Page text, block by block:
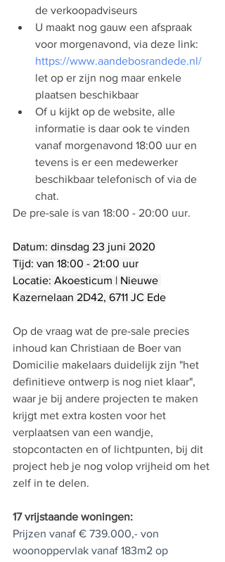
de verkoopadviseurs
U maakt nog gauw een afspraak
voor morgenavond, via deze link:
https://www.aandebosrandede.nl/
let op er zijn nog maar enkele
plaatsen beschikbaar
Of u kijkt op de website, alle
informatie is daar ook te vinden
vanaf morgenavond 18:00 uur en
tevens is er een medewerker
beschikbaar telefonisch of via de
chat.
De pre-sale is van 18:00 - 20:00 uur.
Datum: dinsdag 23 juni 2020
Tijd: van 18:00 - 21:00 uur
Locatie: Akoesticum | Nieuwe
Kazernelaan 2D42, 6711 JC Ede
Op de vraag wat de pre-sale precies
inhoud kan Christiaan de Boer van
Domicilie makelaars duidelijk zijn "het
definitieve ontwerp is nog niet klaar",
waar je bij andere projecten te maken
krijgt met extra kosten voor het
verplaatsen van een wandje,
stopcontacten en of lichtpunten, bij dit
project heb je nog volop vrijheid om het
zelf in te delen.
17 vrijstaande woningen:
Prijzen vanaf € 739.000,- von
woonoppervlak vanaf 183m2 op